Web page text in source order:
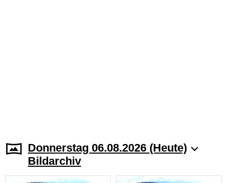
Donnerstag 06.08.2026 (Heute)
Bildarchiv